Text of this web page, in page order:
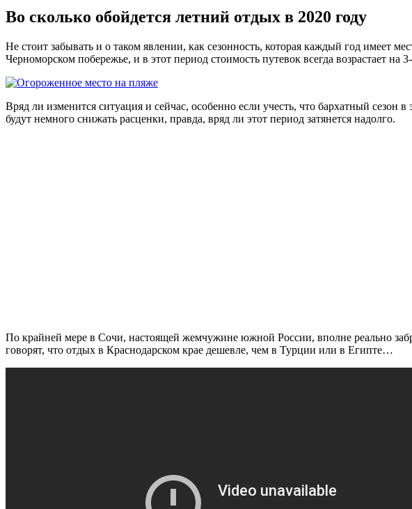
Во сколько обойдется летний отдых в 2020 году
Не стоит забывать и о таком явлении, как сезонность, которая каждый год имеет
Черноморском побережье, и в этот период стоимость путевок всегда возрастает на
Вряд ли изменится ситуация и сейчас, особенно если учесть, что бархатный сезон
будут немного снижать расценки, правда, вряд ли этот период затянется надолго.
По крайней мере в Сочи, настоящей жемчужине южной России, вполне реально
говорят, что отдых в Краснодарском крае дешевле, чем в Турции или в Египте…